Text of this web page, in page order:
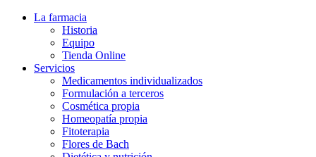
La farmacia
Historia
Equipo
Tienda Online
Servicios
Medicamentos individualizados
Formulación a terceros
Cosmética propia
Homeopatía propia
Fitoterapia
Flores de Bach